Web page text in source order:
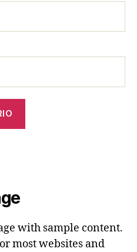
with sample content.
most websites and